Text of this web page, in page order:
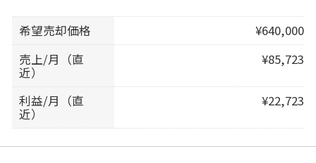
希望売却価格
¥640,000
売上/月（直
近）
¥85,723
利益/月（直
近）
¥22,723